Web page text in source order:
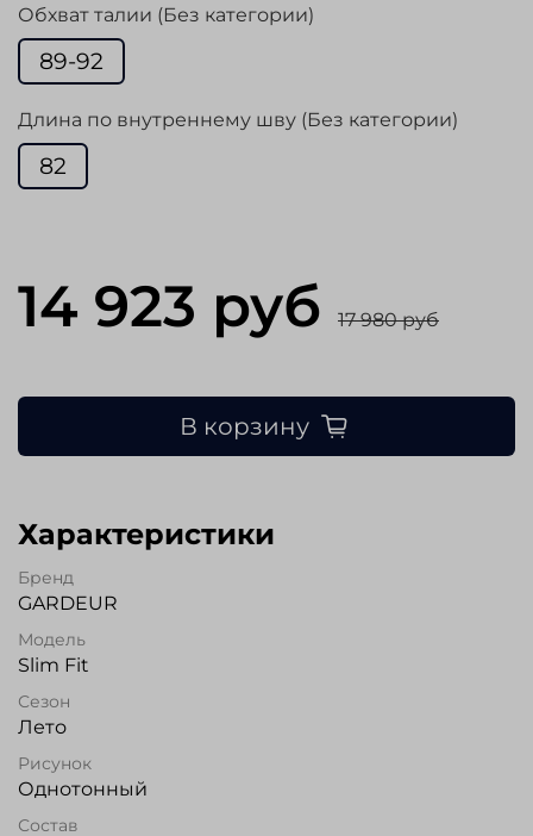
Обхват талии (Без категории)
89-92
Длина по внутреннему шву (Без категории)
82
14 923 руб 17 980 руб
В корзину
Характеристики
Бренд
GARDEUR
Модель
Slim Fit
Сезон
Лето
Рисунок
Однотонный
Состав